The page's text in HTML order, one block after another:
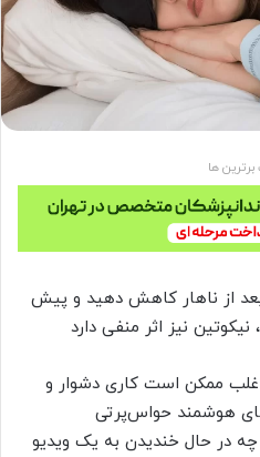
ها
از ناهار کاهش دهید و پیش
نیز اثر منفی دارد
ممکن است کاری دشوار و
هوشمند حواس‌پرتی
در حال خندیدن به یک ویدیو